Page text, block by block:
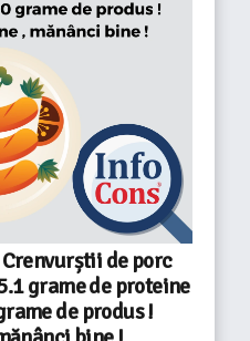
de porc
grame de proteine
de produs !